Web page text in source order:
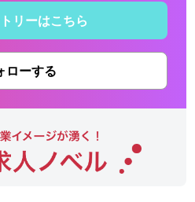
リーはこちら
ローする